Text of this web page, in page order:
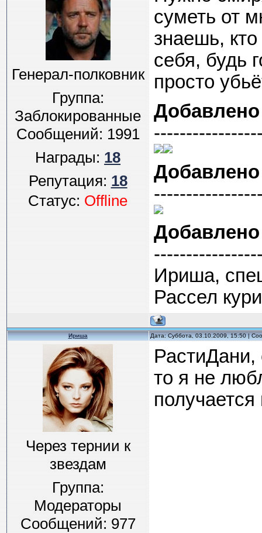
Генерал-полковник
Группа:
Заблокированные
Сообщений:1991
Награды:18
Репутация:18
Статус:Offline
суметь от
знаешь,
себя, будь
просто
Добавлено
Добавлено
Добавлено
Ириша,
Рассел
Ириша Дата: Суббота, 03.10.2009, 15:50 |
Через тернии к
звездам
Группа:
Модераторы
Сообщений:977
то я не